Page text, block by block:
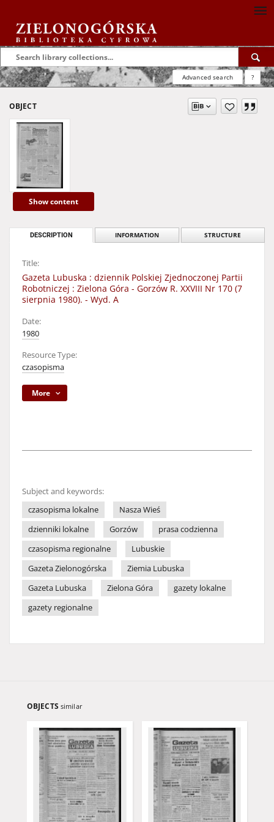
Advanced search ?
OBJECT
Show content
DESCRIPTION INFORMATION STRUCTURE
Title:
Gazeta Lubuska : dziennik Polskiej Zjednoczonej Partii
Robotniczej : Zielona Góra - Gorzów R. XXVIII Nr 170 (7
sierpnia 1980). - Wyd. A
Date:
1980
Resource Type:
czasopisma
More
Subject and keywords:
czasopisma lokalne
Nasza Wieś
dzienniki lokalne
Gorzów
prasa codzienna
czasopisma regionalne
Lubuskie
Gazeta Zielonogórska
Ziemia Lubuska
Gazeta Lubuska
Zielona Góra
gazety lokalne
gazety regionalne
OBJECTS similar